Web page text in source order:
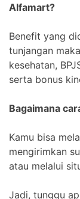
Alfamart?
Benefit yang
tunjangan
kesehatan,
serta bonus
Bagaimana
Kamu bisa
mengirimkan
atau melalui
Jadi, tunggu